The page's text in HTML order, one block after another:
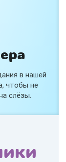
в нашей
чтобы не
слёзы.